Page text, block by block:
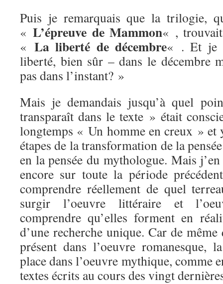
Puis je remarquais que la trilogie,
«L’épreuve de Mammon« ,
« La liberté de décembre« . Et je
liberté, bien sûr – dans le décembre
pas dans l’instant? »
Mais je demandais jusqu’à quel
transparaît dans le texte » était
longtemps « Un homme en creux » et
étapes de la transformation de la
en la pensée du mythologue. Mais
encore sur toute la période
comprendre réellement de quel
surgir l’oeuvre littéraire et
comprendre qu’elles forment en
d’une recherche unique. Car de
présent dans l’oeuvre romanesque,
place dans l’oeuvre mythique, comme
textes écrits au cours des vingt